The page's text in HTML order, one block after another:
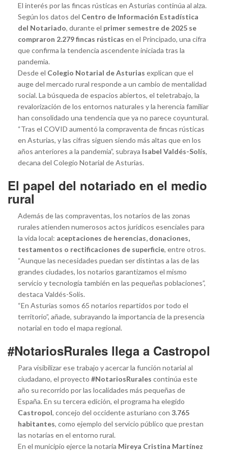
El interés por las fincas rústicas en Asturias continúa al alza.
Según los datos del Centro de Información Estadística
del Notariado, durante el primer semestre de 2025 se
compraron 2.279 fincas rústicas en el Principado, una cifra
que confirma la tendencia ascendente iniciada tras la
pandemia.
Desde el Colegio Notarial de Asturias explican que el
auge del mercado rural responde a un cambio de mentalidad
social. La búsqueda de espacios abiertos, el teletrabajo, la
revalorización de los entornos naturales y la herencia familiar
han consolidado una tendencia que ya no parece coyuntural.
“Tras el COVID aumentó la compraventa de fincas rústicas
en Asturias, y las cifras siguen siendo más altas que en los
años anteriores a la pandemia”, subraya Isabel Valdés-Solís,
decana del Colegio Notarial de Asturias.
El papel del notariado en el medio
rural
Además de las compraventas, los notarios de las zonas
rurales atienden numerosos actos jurídicos esenciales para
la vida local: aceptaciones de herencias, donaciones,
testamentos o rectificaciones de superficie, entre otros.
“Aunque las necesidades puedan ser distintas a las de las
grandes ciudades, los notarios garantizamos el mismo
servicio y tecnología también en las pequeñas poblaciones”,
destaca Valdés-Solís.
“En Asturias somos 65 notarios repartidos por todo el
territorio”, añade, subrayando la importancia de la presencia
notarial en todo el mapa regional.
#NotariosRurales llega a Castropol
Para visibilizar ese trabajo y acercar la función notarial al
ciudadano, el proyecto #NotariosRurales continúa este
año su recorrido por las localidades más pequeñas de
España. En su tercera edición, el programa ha elegido
Castropol, concejo del occidente asturiano con 3.765
habitantes, como ejemplo del servicio público que prestan
las notarías en el entorno rural.
En el municipio ejerce la notaria Mireya Cristina Martínez